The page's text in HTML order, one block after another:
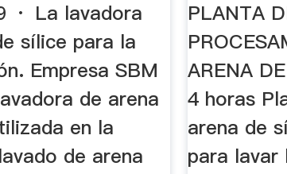
· La lavadora
sílice para la
Empresa SBM
de arena
en la
de arena
PLANTA
ARENA
4 horas
arena de
para lavar